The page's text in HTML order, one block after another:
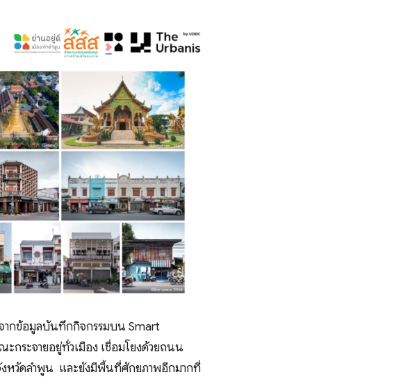
ากข้อมูลบันทึกกิจกรรมบน Smart
กระจายอยู่ทั่วเมือง เชื่อมโยงด้วยถนน
งหวัดลำพูน และยังมีพื้นที่ศักยภาพอีกมากที่